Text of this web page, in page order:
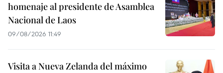
homenaje al presidente de Asamblea
Nacional de Laos
09/08/2026 11:49
Visita a Nueva Zelanda del máximo